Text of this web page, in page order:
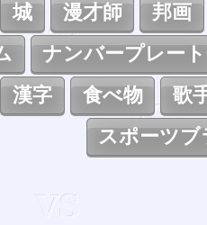
城 漫才師 邦画
ナンバープレート
漢字 食べ物 歌
スポーツブ